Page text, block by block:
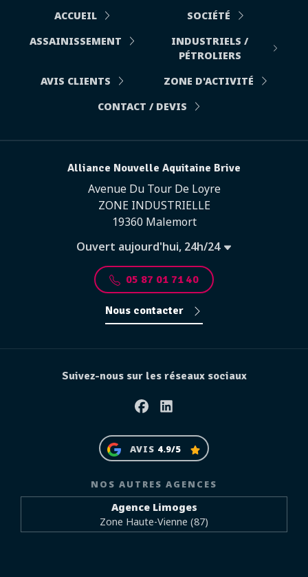
ACCUEIL
SOCIÉTÉ
ASSAINISSEMENT
INDUSTRIELS /
PÉTROLIERS
AVIS CLIENTS
ZONE D'ACTIVITÉ
CONTACT / DEVIS
Alliance Nouvelle Aquitaine Brive
Avenue Du Tour De Loyre
ZONE INDUSTRIELLE
19360 Malemort
Ouvert aujourd'hui, 24h/24
05 87 01 71 40
Nous contacter
Suivez-nous sur les réseaux sociaux
FacebookLinkedin
AVIS 4.9/5
NOS AUTRES AGENCES
Agence Limoges
Zone Haute-Vienne (87)